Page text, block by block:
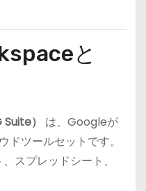
と
）
は、Googleが
ドツールセットです。
スプレッドシート、